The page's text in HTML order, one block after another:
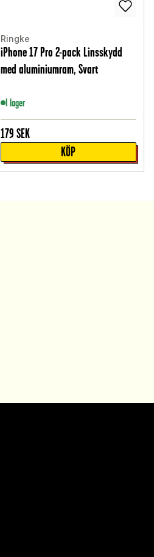
Ringke
iPhone 17 Pro 2-pack Linsskydd
med aluminiumram, Svart
I lager
179 SEK
KÖP